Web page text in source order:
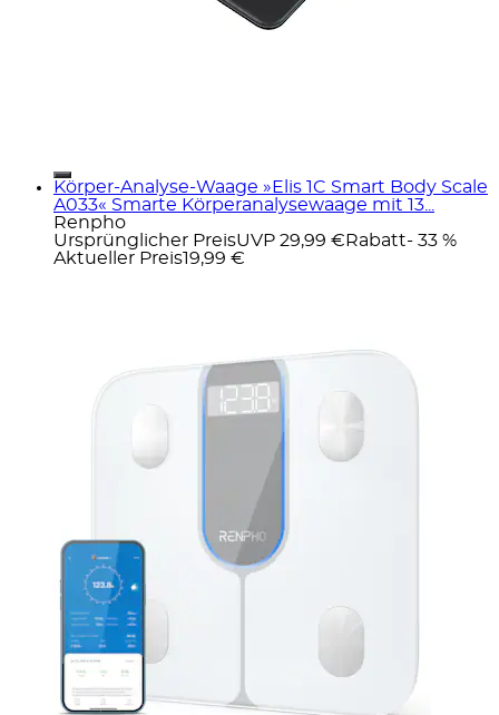
Körper-Analyse-Waage »Elis 1C Smart Body Scale
A033« Smarte Körperanalysewaage mit 13...
Renpho
Ursprünglicher PreisUVP 29,99 € Rabatt- 33 %
Aktueller Preis19,99 €